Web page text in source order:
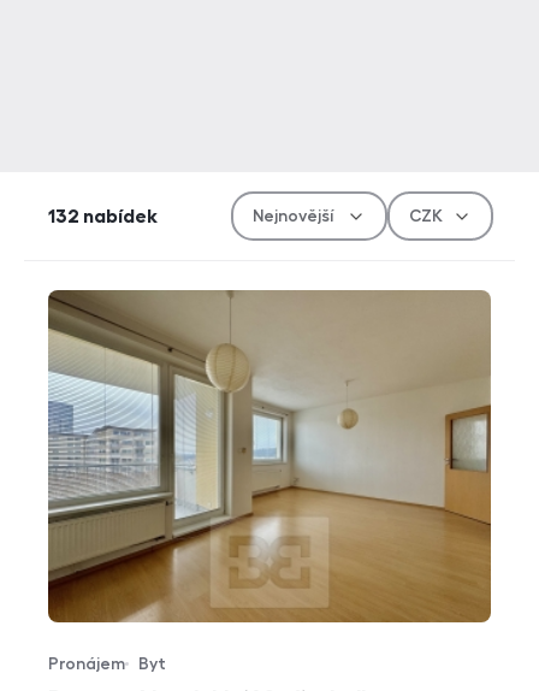
132 nabídek
Měna
Typ nabídky
Pronájem
Typ nemovitosti
Byt